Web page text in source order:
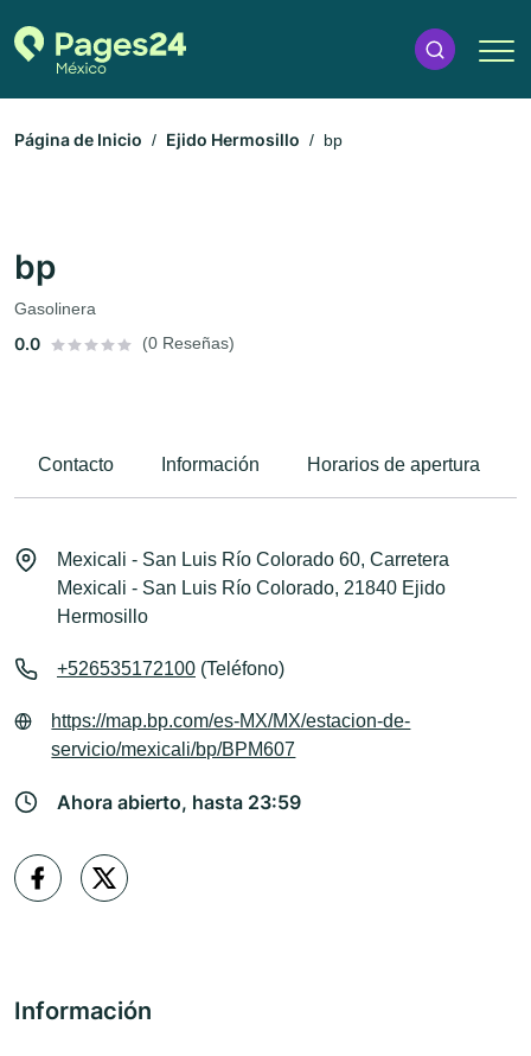
Página de Inicio Ejido Hermosillo bp
bp
Gasolinera
0.0 (0 Reseñas)
Contacto Información Horarios de apertura
Mexicali - San Luis Río Colorado 60, Carretera
Mexicali - San Luis Río Colorado, 21840 Ejido
Hermosillo
+526535172100 (Teléfono)
https://map.bp.com/es-MX/MX/estacion-de-
servicio/mexicali/bp/BPM607
Ahora abierto, hasta 23:59
Información